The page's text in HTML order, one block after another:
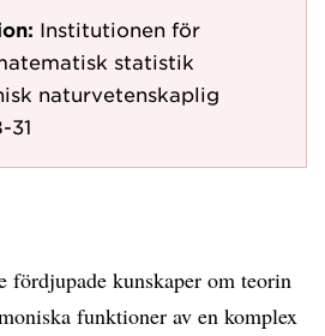
Institutionen för
statistik
naturvetenskaplig
31
kunskaper om teorin
funktioner av en komplex